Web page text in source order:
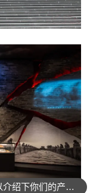
可以介绍下你们的产品么？
是怎么收费的呢？